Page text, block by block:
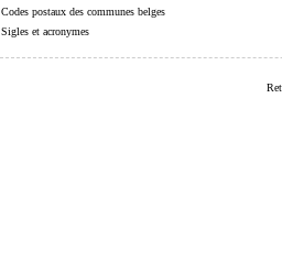
Codes postaux des communes belges
Sigles et acronymes